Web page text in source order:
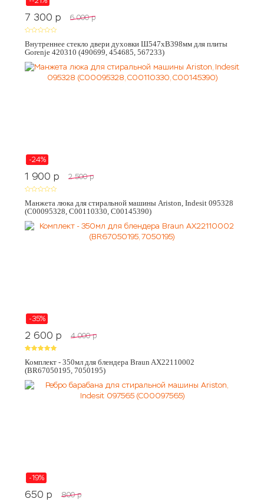
7 300 p 6 000 p
Внутреннее стекло двери духовки Ш547хВ398мм для плиты
Gorenje 420310 (490699, 454685, 567233)
-24%
1 900 p 2 500 p
Манжета люка для стиральной машины Ariston, Indesit 095328
(C00095328, C00110330, C00145390)
-35%
2 600 p 4 000 p
Комплект - 350мл для блендера Braun AX22110002
(BR67050195, 7050195)
-19%
650 p 800 p